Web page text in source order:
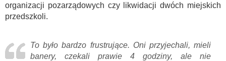
organizacji pozarządowych czy likwidacji dwóch miejskich
przedszkoli.
To było bardzo frustrujące. Oni przyjechali, mieli
banery, czekali prawie 4 godziny, ale nie